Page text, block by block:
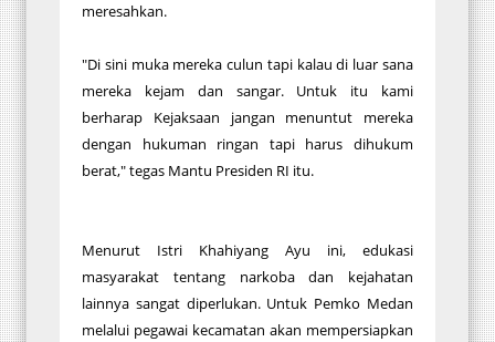
meresahkan.
"Di sini muka mereka culun tapi kalau di luar sana
mereka kejam dan sangar. Untuk itu kami
berharap Kejaksaan jangan menuntut mereka
dengan hukuman ringan tapi harus dihukum
berat," tegas Mantu Presiden RI itu.
Menurut Istri Khahiyang Ayu ini, edukasi
masyarakat tentang narkoba dan kejahatan
lainnya sangat diperlukan. Untuk Pemko Medan
melalui pegawai kecamatan akan mempersiapkan